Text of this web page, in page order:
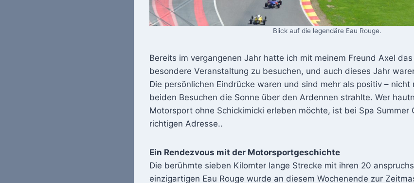
Blick auf die legendäre Eau Rouge.
Bereits im vergangenen Jahr hatte ich mit meinem Freund Axel
besondere Veranstaltung zu besuchen, und auch dieses Jahr
Die persönlichen Eindrücke waren und sind mehr als positiv – nicht
beiden Besuchen die Sonne über den Ardennen strahlte. Wer
Motorsport ohne Schickimicki erleben möchte, ist bei Spa Summer
richtigen Adresse..
Ein Rendezvous mit der Motorsportgeschichte
Die berühmte sieben Kilomter lange Strecke mit ihren 20
einzigartigen Eau Rouge wurde an diesem Wochenende zur